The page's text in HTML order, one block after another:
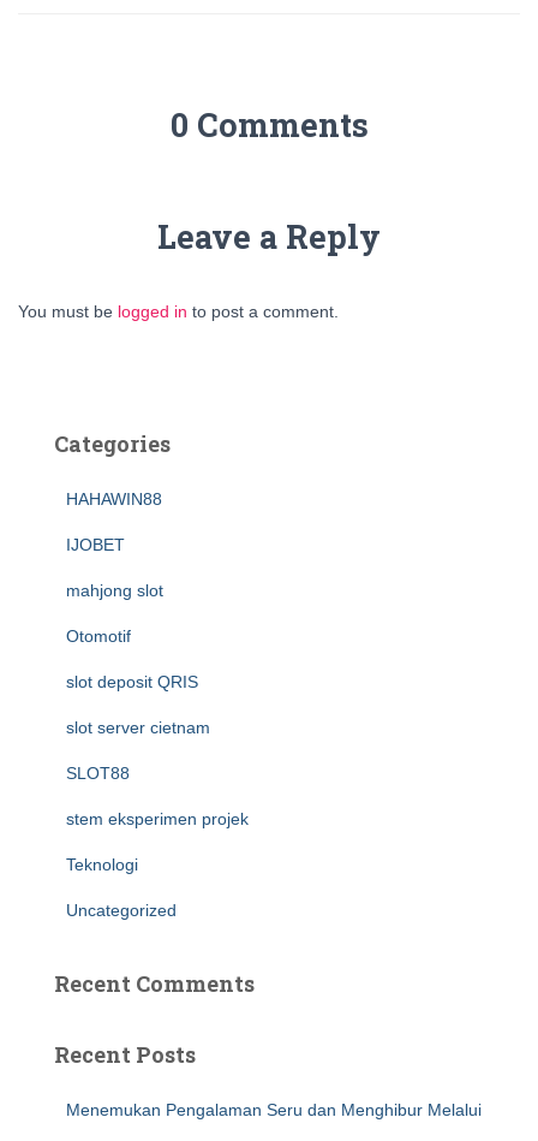
0 Comments
Leave a Reply
You must be logged in to post a comment.
Categories
HAHAWIN88
IJOBET
mahjong slot
Otomotif
slot deposit QRIS
slot server cietnam
SLOT88
stem eksperimen projek
Teknologi
Uncategorized
Recent Comments
Recent Posts
Menemukan Pengalaman Seru dan Menghibur Melalui